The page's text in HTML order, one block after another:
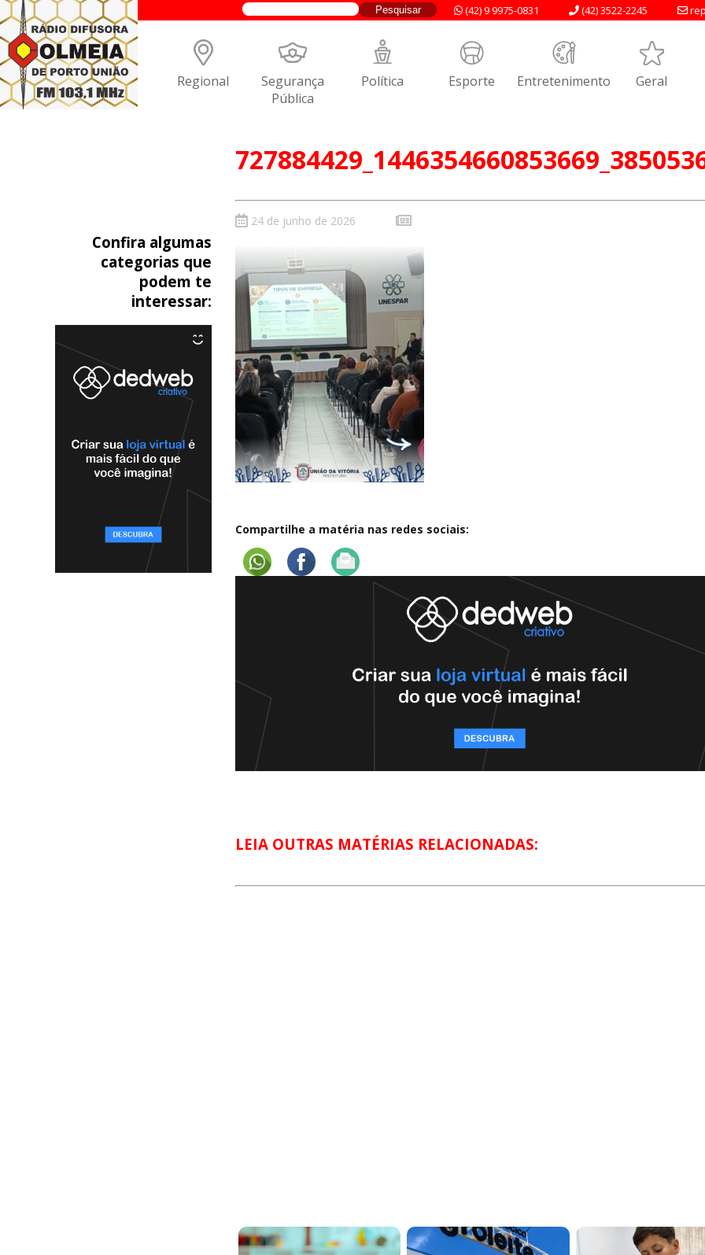
(42) 3522-2245
(42) 9 9975-0831
Regional Segurança
Pública
Política Esporte Entretenimento Geral
Confira algumas
categorias que
podem te
interessar:
24 de junho de 2026
Compartilhe a matéria nas redes sociais:
LEIA OUTRAS MATÉRIAS RELACIONADAS: